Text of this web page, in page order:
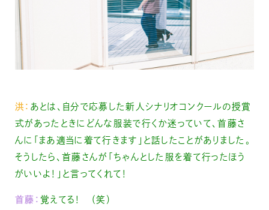
洪： あとは、自分で応募した新人シナリオコンクールの授賞
式があったときにどんな服装で行くか迷っていて、首藤さ
んに「まあ適当に着て行きます」と話したことがありました。
そうしたら、首藤さんが「ちゃんとした服を着て行ったほう
がいいよ！」と言ってくれて！
首藤： 覚えてる！ （笑）